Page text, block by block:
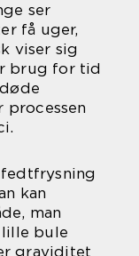
ser
få uger,
viser sig
brug for tid
kan
man
lille bule
graviditet